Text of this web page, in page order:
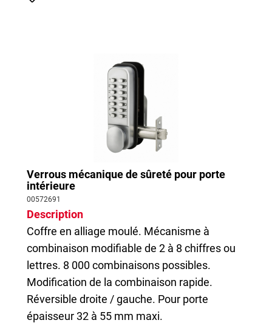
Verrous mécanique de sûreté pour porte
intérieure
00572691
Description
Coffre en alliage moulé. Mécanisme à
combinaison modifiable de 2 à 8 chiffres ou
lettres. 8 000 combinaisons possibles.
Modification de la combinaison rapide.
Réversible droite / gauche. Pour porte
épaisseur 32 à 55 mm maxi.